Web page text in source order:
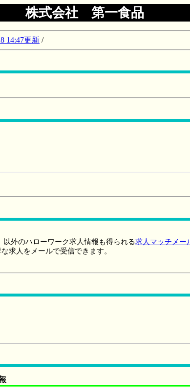
株式会社 第一食品
14:47更新 /
外のハローワーク求人情報も得られる求人マッチメー
求人をメールで受信できます。